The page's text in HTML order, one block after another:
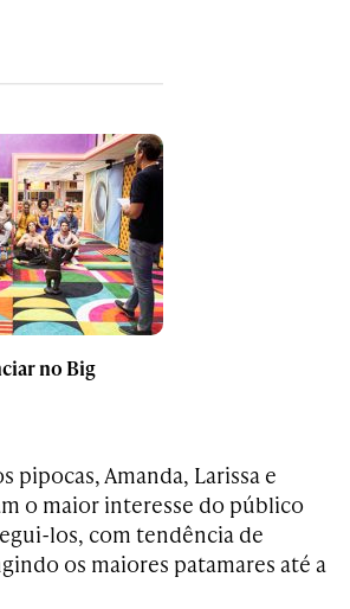
no Big
pipocas, Amanda, Larissa e
o maior interesse do público
los, com tendência de
os maiores patamares até a